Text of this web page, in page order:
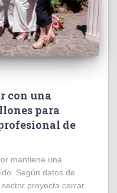
con una
para
de
mantiene una
Según datos de
proyecta cerrar